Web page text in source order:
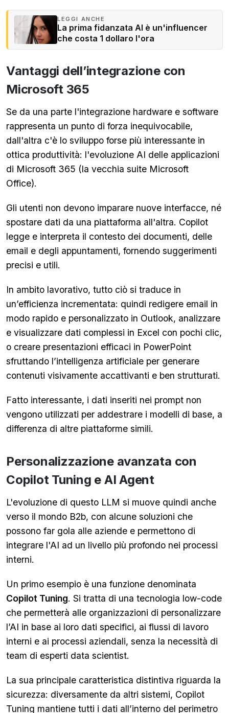
LEGGI ANCHE
La prima fidanzata AI è un'influencer
che costa 1 dollaro l'ora
Vantaggi dell’integrazione con
Microsoft 365
Se da una parte l'integrazione hardware e software
rappresenta un punto di forza inequivocabile,
dall'altra c'è lo sviluppo forse più interessante in
ottica produttività: l'evoluzione AI delle applicazioni
di Microsoft 365 (la vecchia suite Microsoft
Office).
Gli utenti non devono imparare nuove interfacce, né
spostare dati da una piattaforma all'altra. Copilot
legge e interpreta il contesto dei documenti, delle
email e degli appuntamenti, fornendo suggerimenti
precisi e utili.
In ambito lavorativo, tutto ciò si traduce in
un’efficienza incrementata: quindi redigere email in
modo rapido e personalizzato in Outlook, analizzare
e visualizzare dati complessi in Excel con pochi clic,
o creare presentazioni efficaci in PowerPoint
sfruttando l’intelligenza artificiale per generare
contenuti visivamente accattivanti e ben strutturati.
Fatto interessante, i dati inseriti nei prompt non
vengono utilizzati per addestrare i modelli di base, a
differenza di altre piattaforme simili.
Personalizzazione avanzata con
Copilot Tuning e AI Agent
L'evoluzione di questo LLM si muove quindi anche
verso il mondo B2b, con alcune soluzioni che
possono far gola alle aziende e permettono di
integrare l'AI ad un livello più profondo nei processi
interni.
Un primo esempio è una funzione denominata
Copilot Tuning. Si tratta di una tecnologia low-code
che permetterà alle organizzazioni di personalizzare
l’AI in base ai loro dati specifici, ai flussi di lavoro
interni e ai processi aziendali, senza la necessità di
team di esperti data scientist.
La sua principale caratteristica distintiva riguarda la
sicurezza: diversamente da altri sistemi, Copilot
Tuning mantiene tutti i dati all’interno del perimetro